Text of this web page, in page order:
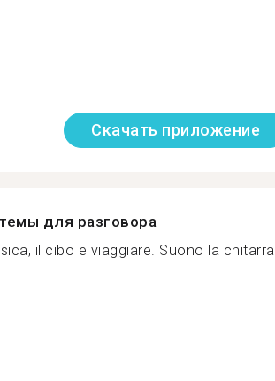
Скачать приложение
для разговора
il cibo e viaggiare. Suono la chitarra